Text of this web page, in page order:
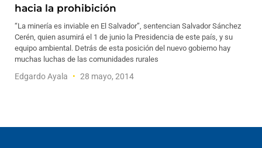
hacia la prohibición
“La minería es inviable en El Salvador”, sentencian Salvador Sánchez
Cerén, quien asumirá el 1 de junio la Presidencia de este país, y su
equipo ambiental. Detrás de esta posición del nuevo gobierno hay
muchas luchas de las comunidades rurales
Edgardo Ayala 28 mayo, 2014